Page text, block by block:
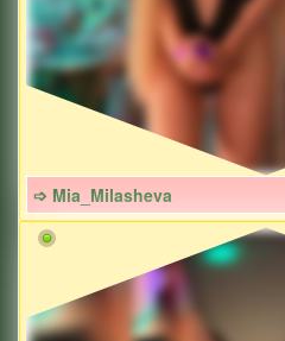
➩ Mia_Milasheva